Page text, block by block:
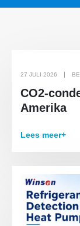
27 JULI 2026
CO2-
Amerika
Lees meer+